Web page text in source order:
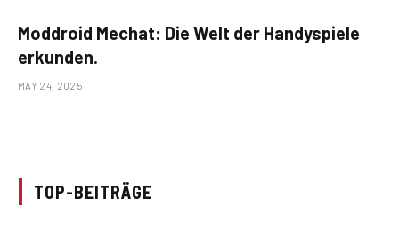
Moddroid Mechat: Die Welt der Handyspiele
erkunden.
MAY 24, 2025
TOP-BEITRÄGE